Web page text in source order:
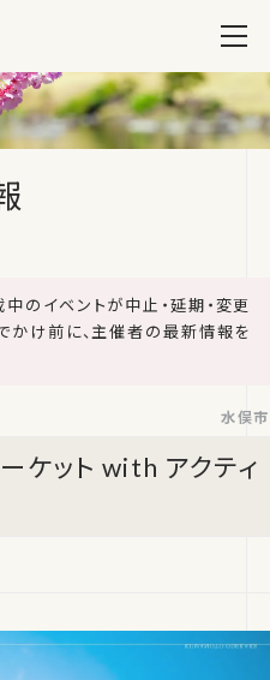
中のイベントが中止・延期・変更
かけ前に、主催者の最新情報を
ケット with アクティ
水俣市